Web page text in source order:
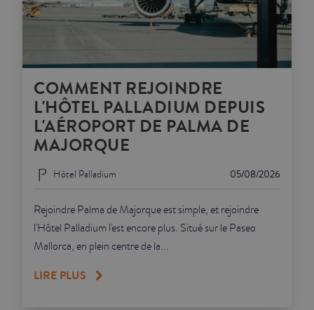
COMMENT REJOINDRE
L'HÔTEL PALLADIUM DEPUIS
L'AÉROPORT DE PALMA DE
MAJORQUE
05/08/2026
Hôtel Palladium
Rejoindre Palma de Majorque est simple, et rejoindre
l'Hôtel Palladium l'est encore plus. Situé sur le Paseo
Mallorca, en plein centre de la...
LIRE PLUS